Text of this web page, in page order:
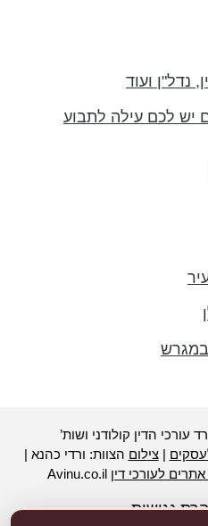
נדל"ן ועוד
יש לכם עילה לתבוע
במגרש
עורכי הדין קולודני ושות’
|צילום הצוות: ורדי כהנא |
אתרים לעורכי דין
נגישות